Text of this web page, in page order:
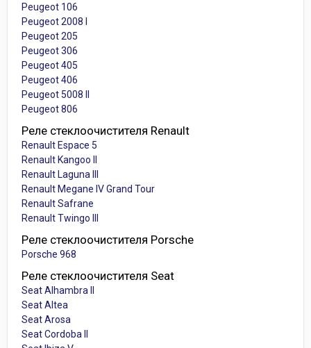
Peugeot 106
Peugeot 2008 I
Peugeot 205
Peugeot 306
Peugeot 405
Peugeot 406
Peugeot 5008 II
Peugeot 806
Реле стеклоочистителя Renault
Renault Espace 5
Renault Kangoo II
Renault Laguna III
Renault Megane IV Grand Tour
Renault Safrane
Renault Twingo III
Реле стеклоочистителя Porsche
Porsche 968
Реле стеклоочистителя Seat
Seat Alhambra II
Seat Altea
Seat Arosa
Seat Cordoba II